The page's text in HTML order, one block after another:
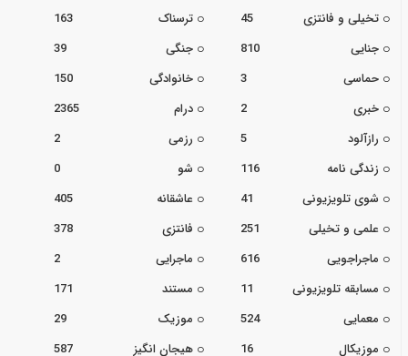
تخیلی و فانتزی
45 ترسناک
163
جنایی
810 جنگی
39
حماسی
3 خانوادگی
150
خبری
2 درام
2365
رازآلود
5 رزمی
2
زندگی نامه
116 شو
0
شوی تلویزیونی
41 عاشقانه
405
علمی و تخیلی
251 فانتزی
378
ماجراجویی
616 ماجرایی
2
مسابقه تلویزیونی
11 مستند
171
معمایی
524 موزیک
29
موزیکال
16 هیجان انگیز 587